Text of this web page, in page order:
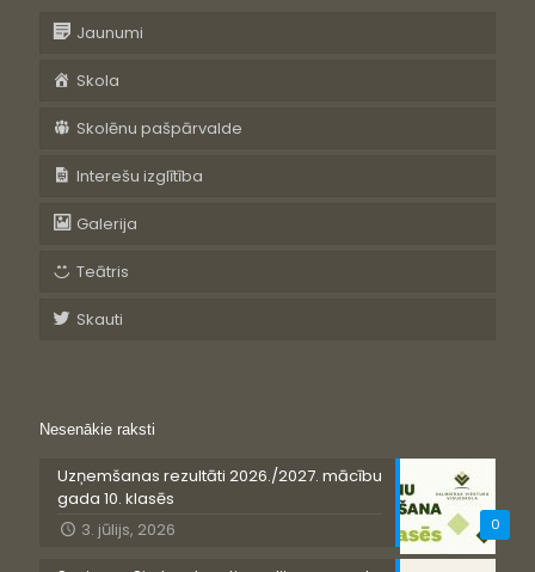
Jaunumi
Skola
Skolēnu pašpārvalde
Interešu izglītība
Galerija
Teātris
Skauti
Nesenākie raksti
0
Uzņemšanas rezultāti 2026./2027. mācību
gada 10. klasēs
3. jūlijs, 2026